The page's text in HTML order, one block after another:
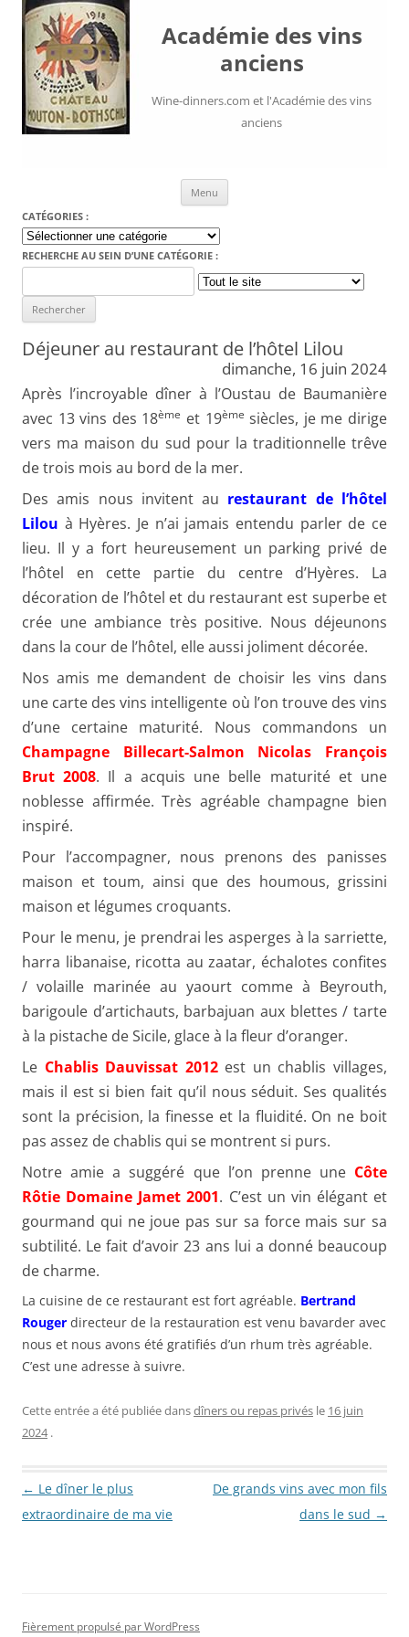
Académie des vins
anciens
Wine-dinners.com et l'Académie des vins
anciens
Menu
CATÉGORIES :
Catégories
:
RECHERCHE AU SEIN D’UNE CATÉGORIE :
for:
Déjeuner au restaurant de l’hôtel Lilou
dimanche, 16 juin 2024
Après l’incroyable dîner à l’Oustau de Baumanière
avec 13 vins des 18ème et 19ème siècles, je me dirige
vers ma maison du sud pour la traditionnelle trêve
de trois mois au bord de la mer.
Des amis nous invitent au restaurant de l’hôtel
Lilou à Hyères. Je n’ai jamais entendu parler de ce
lieu. Il y a fort heureusement un parking privé de
l’hôtel en cette partie du centre d’Hyères. La
décoration de l’hôtel et du restaurant est superbe et
crée une ambiance très positive. Nous déjeunons
dans la cour de l’hôtel, elle aussi joliment décorée.
Nos amis me demandent de choisir les vins dans
une carte des vins intelligente où l’on trouve des vins
d’une certaine maturité. Nous commandons un
Champagne Billecart-Salmon Nicolas François
Brut 2008. Il a acquis une belle maturité et une
noblesse affirmée. Très agréable champagne bien
inspiré.
Pour l’accompagner, nous prenons des panisses
maison et toum, ainsi que des houmous, grissini
maison et légumes croquants.
Pour le menu, je prendrai les asperges à la sarriette,
harra libanaise, ricotta au zaatar, échalotes confites
/ volaille marinée au yaourt comme à Beyrouth,
barigoule d’artichauts, barbajuan aux blettes / tarte
à la pistache de Sicile, glace à la fleur d’oranger.
Le Chablis Dauvissat 2012est un chablis villages,
mais il est si bien fait qu’il nous séduit. Ses qualités
sont la précision, la finesse et la fluidité. On ne boit
pas assez de chablis qui se montrent si purs.
Notre amie a suggéré que l’on prenne une Côte
Rôtie Domaine Jamet 2001. C’est un vin élégant et
gourmand qui ne joue pas sur sa force mais sur sa
subtilité. Le fait d’avoir 23 ans lui a donné beaucoup
de charme.
La cuisine de ce restaurant est fort agréable. Bertrand
Rouger directeur de la restauration est venu bavarder avec
nous et nous avons été gratifiés d’un rhum très agréable.
C’est une adresse à suivre.
Cette entrée a été publiée dansdîners ou repas privés le 16 juin
2024 .
Navigation des articles
← Le dîner le plus
extraordinaire de ma vie
De grands vins avec mon fils
dans le sud →
Fièrement propulsé par WordPress